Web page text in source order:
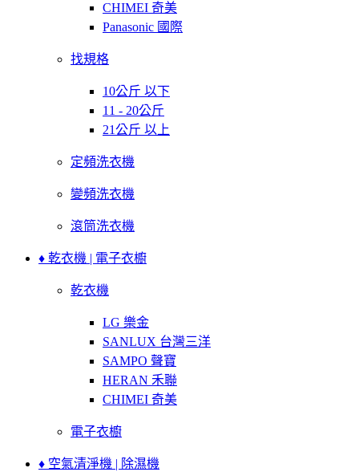
CHIMEI 奇美
Panasonic 國際
找規格
10公斤 以下
11 - 20公斤
21公斤 以上
定頻洗衣機
變頻洗衣機
滾筒洗衣機
♦ 乾衣機 | 電子衣櫥
乾衣機
LG 樂金
SANLUX 台灣三洋
SAMPO 聲寶
HERAN 禾聯
CHIMEI 奇美
電子衣櫥
♦ 空氣清淨機 | 除濕機